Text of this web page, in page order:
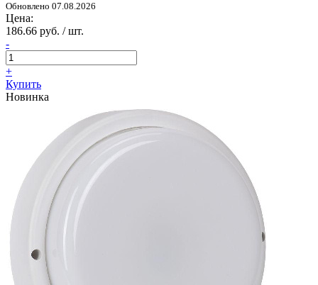
Обновлено 07.08.2026
Цена:
186.66 руб. / шт.
-
+
Купить
Новинка